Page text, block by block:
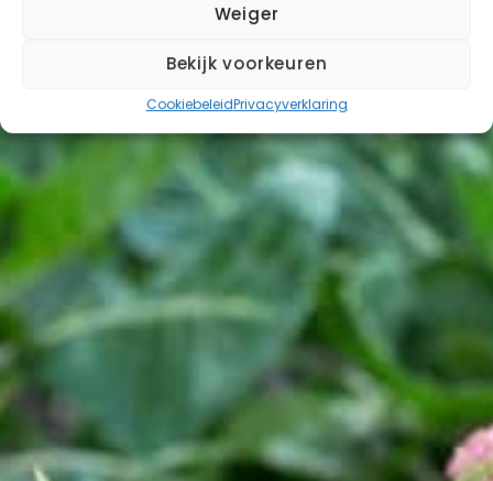
Weiger
Bekijk voorkeuren
CookiebeleidPrivacyverklaring